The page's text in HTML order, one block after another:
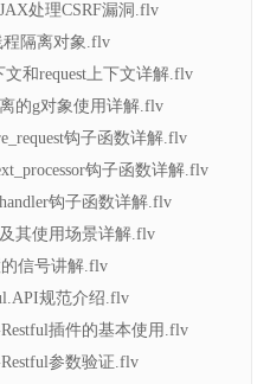
处理CSRF漏洞.flv
程隔离对象.flv
文和request上下文详解.flv
的g对象使用详解.flv
钩子函数详解.flv
钩子函数详解.flv
钩子函数详解.flv
其使用场景详解.flv
的信号讲解.flv
规范介绍.flv
插件的基本使用.flv
参数验证.flv